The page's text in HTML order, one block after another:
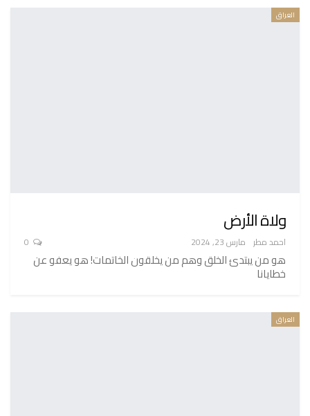
العراق
ولاة الأرض
احمد مطر مارس 23, 2024
هو من يبتدئ الخلق وهم من يخلقون الخاتمات! هو يعفو عن
خطايانا
العراق